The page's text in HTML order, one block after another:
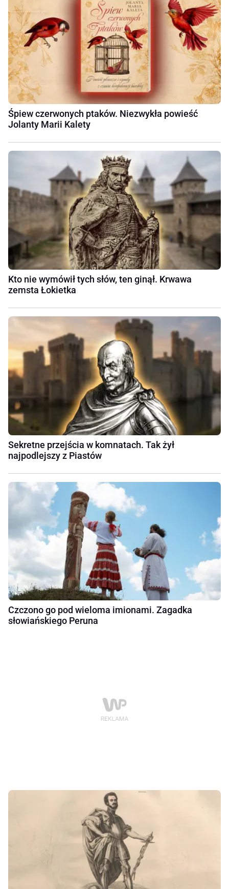
Śpiew czerwonych ptaków. Niezwykła powieść
Jolanty Marii Kalety
Kto nie wymówił tych słów, ten ginął. Krwawa
zemsta Łokietka
Sekretne przejścia w komnatach. Tak żył
najpodlejszy z Piastów
Czczono go pod wieloma imionami. Zagadka
słowiańskiego Peruna